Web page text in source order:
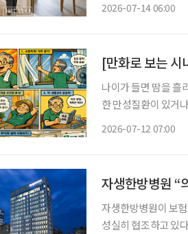
2026-07-14 06:00
[만화로 보는 시
나이가 들면 땀을 흘
한 만성질환이 있거
2026-07-12 07:00
자생한방병원 “
자생한방병원이 보
성실히 협조하고 있